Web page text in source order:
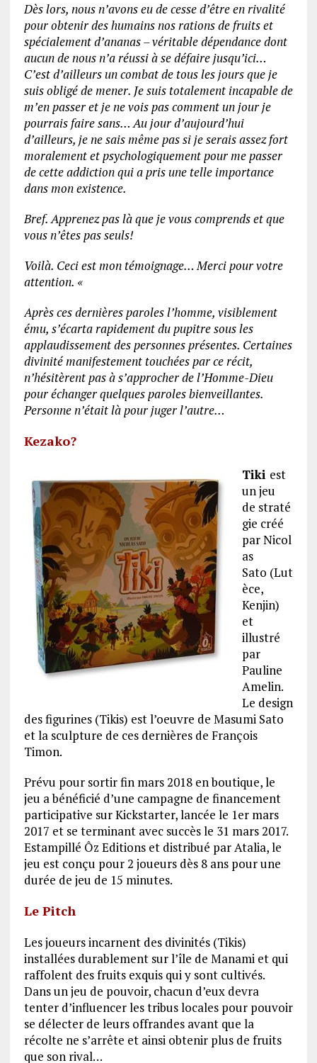
Dès lors, nous n’avons eu de cesse d’être en rivalité
pour obtenir des humains nos rations de fruits et
spécialement d’ananas – véritable dépendance dont
aucun de nous n’a réussi à se défaire jusqu’ici…
C’est d’ailleurs un combat de tous les jours que je
suis obligé de mener. Je suis totalement incapable de
m’en passer et je ne vois pas comment un jour je
pourrais faire sans… Au jour d’aujourd’hui
d’ailleurs, je ne sais même pas si je serais assez fort
moralement et psychologiquement pour me passer
de cette addiction qui a pris une telle importance
dans mon existence.
Bref. Apprenez pas là que je vous comprends et que
vous n’êtes pas seuls!
Voilà. Ceci est mon témoignage… Merci pour votre
attention. «
Après ces dernières paroles l’homme, visiblement
ému, s’écarta rapidement du pupitre sous les
applaudissement des personnes présentes. Certaines
divinité manifestement touchées par ce récit,
n’hésitèrent pas à s’approcher de l’Homme-Dieu
pour échanger quelques paroles bienveillantes.
Personne n’était là pour juger l’autre…
Kezako?
Tiki est
un jeu
de straté
gie créé
par Nicol
as
Sato (Lut
èce,
Kenjin)
et
illustré
par
Pauline
Amelin.
Le design
des figurines (Tikis) est l’oeuvre de Masumi Sato
et la sculpture de ces dernières de François
Timon.
Prévu pour sortir fin mars 2018 en boutique, le
jeu a bénéficié d’une campagne de financement
participative sur Kickstarter, lancée le 1er mars
2017 et se terminant avec succès le 31 mars 2017.
Estampillé Ôz Editions et distribué par Atalia, le
jeu est conçu pour 2 joueurs dès 8 ans pour une
durée de jeu de 15 minutes.
Le Pitch
Les joueurs incarnent des divinités (Tikis)
installées durablement sur l’île de Manami et qui
raffolent des fruits exquis qui y sont cultivés.
Dans un jeu de pouvoir, chacun d’eux devra
tenter d’influencer les tribus locales pour pouvoir
se délecter de leurs offrandes avant que la
récolte ne s’arrête et ainsi obtenir plus de fruits
que son rival…